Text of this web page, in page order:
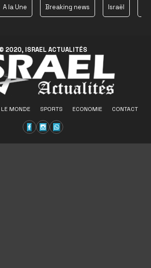
A la Une Breaking news Israël
© 2020, ISRAEL ACTUALITÉS
LE MONDE SPORTS ECONOMIE CONTACT